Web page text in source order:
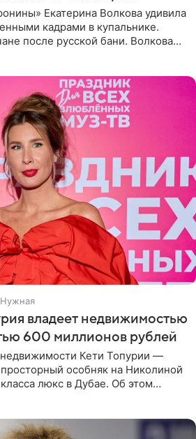
Екатерина Волкова удивила
кадрами в купальнике.
после русской бани. Волкова
владеет недвижимостью
600 миллионов рублей
Кети Топурии —
особняк на Николиной
люкс в Дубае. Об этом